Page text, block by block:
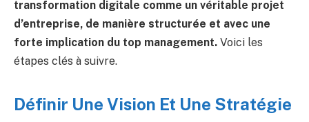
transformation digitale comme un véritable projet
d’entreprise, de manière structurée et avec une
forte implication du top management. Voici les
étapes clés à suivre.
Définir Une Vision Et Une Stratégie